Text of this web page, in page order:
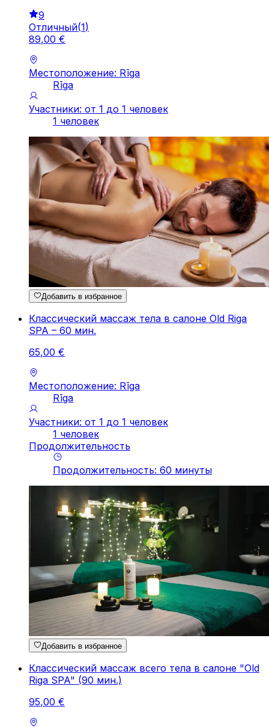
9
Отличный(1)
89,00 €
Местоположение: Rīga
Rīga
Участники: от 1 до 1 человек
1 человек
Добавить в избранное
Классический массаж тела в салоне Old Riga
SPA – 60 мин.
65,00 €
Местоположение: Rīga
Rīga
Участники: от 1 до 1 человек
1 человек
Продолжительность
Продолжительность: 60 минуты
Добавить в избранное
Классический массаж всего тела в салоне "Old
Riga SPA" (90 мин.)
95,00 €